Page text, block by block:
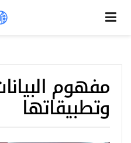
مفهوم
وتطبيقاتها